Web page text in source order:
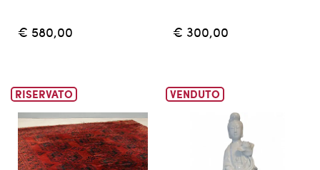
€ 580,00 € 300,00
RISERVATO VENDUTO